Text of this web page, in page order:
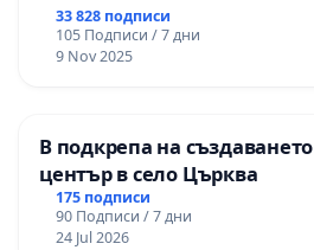
33 828 подписи
105 Подписи / 7 дни
9 Nov 2025
В подкрепа на
център в село Църква
175 подписи
90 Подписи / 7 дни
24 Jul 2026